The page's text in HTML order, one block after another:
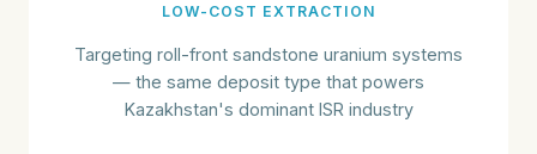
LOW-COST EXTRACTION
Targeting roll-front sandstone uranium systems
— the same deposit type that powers
Kazakhstan's dominant ISR industry